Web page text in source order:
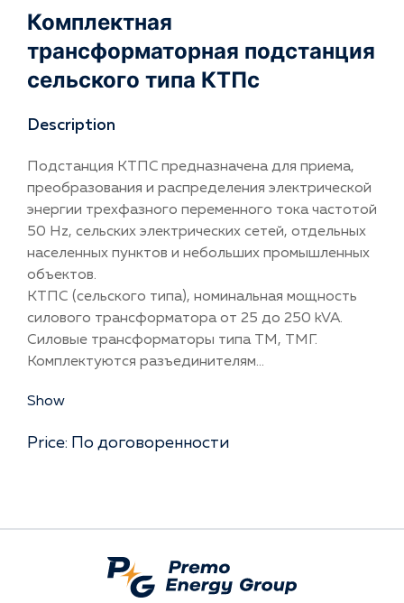
Комплектная
трансформаторная подстанция
cельского типа КТПс
Description
Подстанция КТПC предназначена для приема,
преобразования и распределения электрической
энергии трехфазного переменного тока частотой
50 Hz, сельских электрических сетей, отдельных
населенных пунктов и небольших промышленных
объектов.
КТПС (сельского типа), номинальная мощность
силового трансформатора от 25 до 250 kVA.
Силовые трансформаторы типа ТМ, ТМГ.
Комплектуются разъединителям...
Show
Price: По договоренности